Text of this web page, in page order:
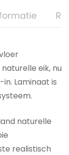
naturelle eik, nu
Laminaat is
naturelle
realistisch